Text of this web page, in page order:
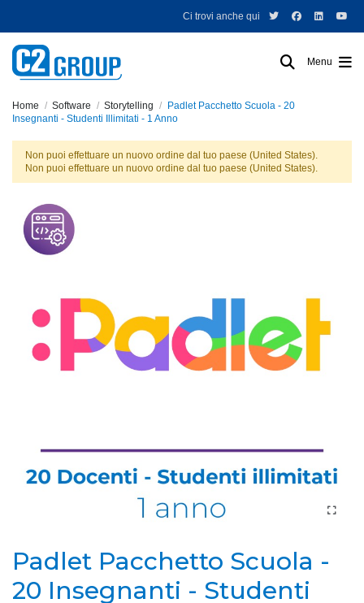
Ci trovi anche qui
Menu
Home Software Storytelling
Padlet Pacchetto Scuola - 20
Insegnanti - Studenti Illimitati - 1 Anno
Non puoi effettuare un nuovo ordine dal tuo paese (United States).
Non puoi effettuare un nuovo ordine dal tuo paese (United States).
Padlet Pacchetto Scuola -
20 Insegnanti - Studenti